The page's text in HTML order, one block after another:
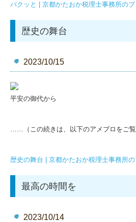
パクッと | 京都かたおか税理士事務所の
歴史の舞台
2023/10/15
平安の御代から
……（この続きは、以下のアメブロをご覧
歴史の舞台 | 京都かたおか税理士事務所
最高の時間を
2023/10/14